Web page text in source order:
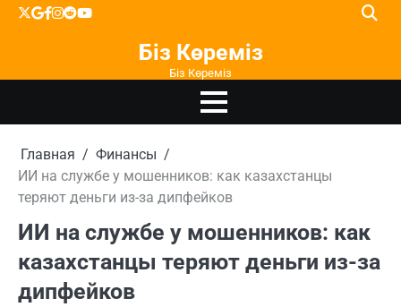
Перейти
X google
facebook
instagram
reddityoutube
Біз Көреміз
Біз Көреміз
Главная
Финансы
ИИ на службе у мошенников: как казахстанцы
теряют деньги из-за дипфейков
ИИ на службе у мошенников: как
казахстанцы теряют деньги из-за
дипфейков